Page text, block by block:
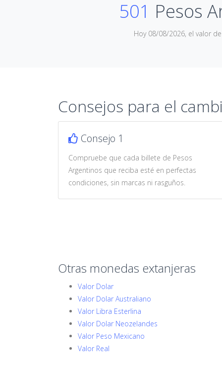
501 Pesos
Hoy 08/08/2026, el valor
Consejos para el
Consejo 1
Compruebe que cada billete de Pesos
Argentinos que reciba esté en perfectas
condiciones, sin marcas ni rasguños.
Otras monedas extanjeras
Valor Dolar
Valor Dolar Australiano
Valor Libra Esterlina
Valor Dolar Neozelandes
Valor Peso Mexicano
Valor Real